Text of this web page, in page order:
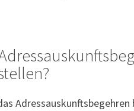
Adressauskunftsbegehren